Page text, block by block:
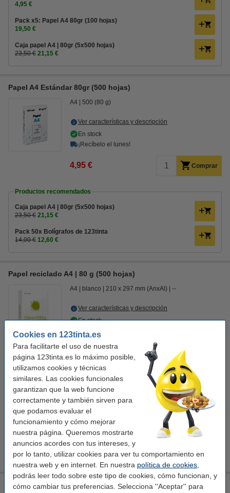
Cookies en 123tinta.es
Para facilitarte el uso de nuestra
página 123tinta.es lo máximo posible,
utilizamos cookies y técnicas
similares. Las cookies funcionales
garantizan que la web funcione
correctamente y también sirven para
que podamos evaluar el
funcionamiento y cómo mejorar
nuestra página. Queremos mostrarte
anuncios acordes con tus intereses, y
por lo tanto, utilizar cookies para ver tu comportamiento en
nuestra web y en internet. En nuestra política de cookies
podrás leer todo sobre este tipo de cookies, cómo funcionan, y
cómo cambiar tus preferencias. Selecciona ''Aceptar'' para
4,95 €
Pack x5: Papel A4 80gr (100 hojas)
19,50 €
Caja papel A4 | 80gr (5x500 hojas)
23,50 € 21,15 €
Papel A4 Estándar 80gr (500 hojas)
A4 500 (80 g)
Ver características y descripción
En stock
¡Recíbelo el lunes!
4,95 € Comprar
Productos recomendados
Caja papel A4 | 80gr (5x500 hojas)
23,50 € 21,15 €
Pack 50x Bolígrafos de 123tinta
14,00 € 12,60 €
Papel reciclado A4 | 80 g (500 hojas)
A4 blanco 210 x 297 mm (AnxAl) --
Ver características y descripción
En stock
¡Recíbelo el lunes!
5,95 €
Productos recomendados
A4 Papel reciclado | 80 gr | Caja 5x500 hojas
28,50 €
Pack 50x Bolígrafos de 123tinta
14,00 € 12,60 €
Clips de colores Nº2 de 32mm - 100 unidades
1,00 €
Xerox papel A4 | 80 g (500 hojas)